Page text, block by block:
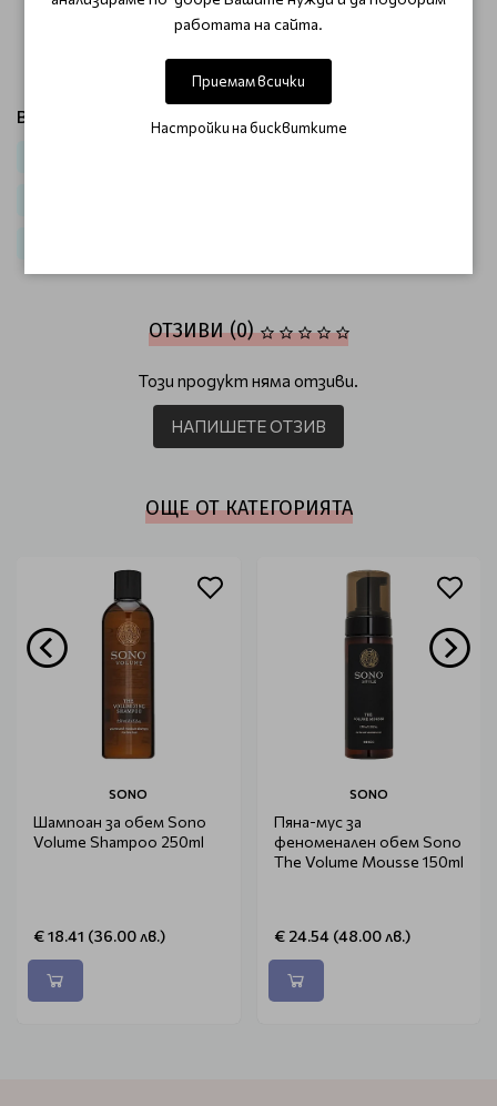
добре разпределен във всеки кичур.
Виж продукти от категория:
ОТЗИВИ (0)
Този продукт няма отзиви.
НАПИШЕТЕ ОТЗИВ
ОЩЕ ОТ КАТЕГОРИЯТА
SONO
Шампоан за обем Sono
Volume Shampoo 250ml
€ 18.41 (36.00 лв.)
SONO
Пяна-мус за
феноменален обем Sono
The Volume Mousse 150ml
€ 24.54 (48.00 лв.)
работата на сайта.
Приемам всички
Настройки на бисквитките